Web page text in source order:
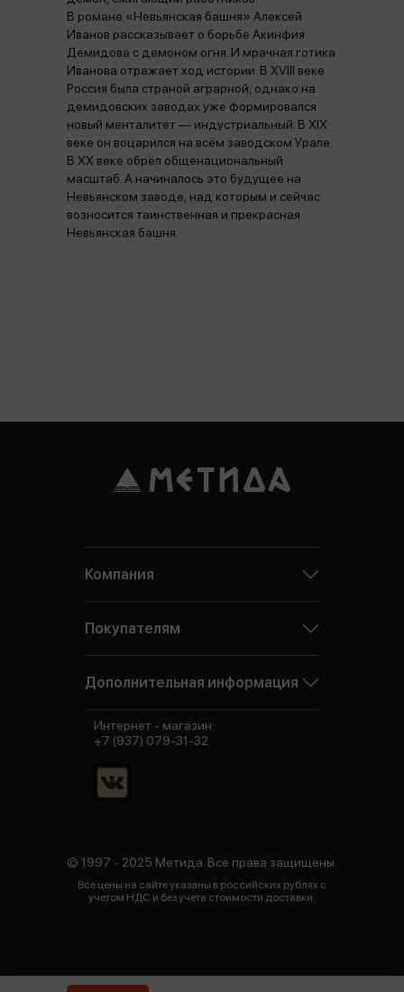
В романе «Невьянская башня» Алексей
Иванов рассказывает о борьбе Акинфия
Демидова с демоном огня. И мрачная готика
Иванова отражает ход истории. В XVIII веке
Россия была страной аграрной, однако на
демидовских заводах уже формировался
новый менталитет — индустриальный. В XIX
веке он воцарился на всём заводском Урале.
В XX веке обрёл общенациональный
масштаб. А начиналось это будущее на
Невьянском заводе, над которым и сейчас
возносится таинственная и прекрасная
Невьянская башня.
Компания
Покупателям
Дополнительная информация
© 1997 - 2025 Метида. Все права защищены.
Все цены на сайте указаны в российских рублях с
учетом НДС и без учета стоимости доставки.
Интернет - магазин:
+7 (937) 079-31-32